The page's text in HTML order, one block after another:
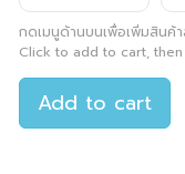
กดเมนูด้านบนเพื่อเพิ่มสินค้
Click to add to cart,
Add to cart